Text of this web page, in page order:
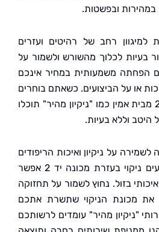
ובפשטות.
רחב של רהיטים ועזרים
מהשורש ולשמור על
משמעותית במחיר אינכם
הביצועים. כשאתם בוחרים
יד 2 מבית אמין כמו "ניקיון מהיר" תוכלו
בעיות.
ניקיון ואיכות הריפודים
בבית או ברכב. כשמבצעים ניקוי בעזרת מכונה יד 2 אפשר
נחוץ לשמור על תחזוקה
הניקוי שתשרת אתכם
מהיר" עומדים לרשותכם